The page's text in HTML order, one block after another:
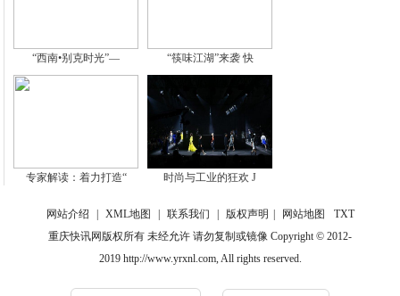
“西南•别克时光”— “筷味江湖”来袭 快
专家解读：着力打造“ 时尚与工业的狂欢 J
网站介绍 | XML地图 | 联系我们 | 版权声明 | 网站地图
TXT
重庆快讯网版权所有 未经允许 请勿复制或镜像 Copyright © 2012-
2019 http://www.yrxnl.com, All rights reserved.